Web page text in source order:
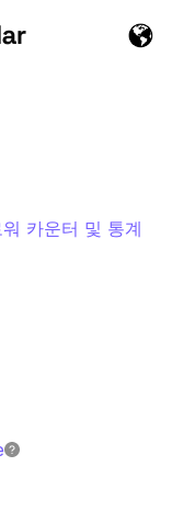
카운터 및 통계